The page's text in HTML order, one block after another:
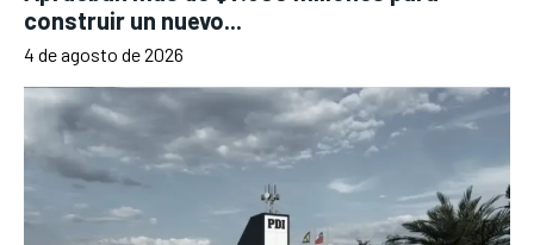
construir un nuevo...
4 de agosto de 2026